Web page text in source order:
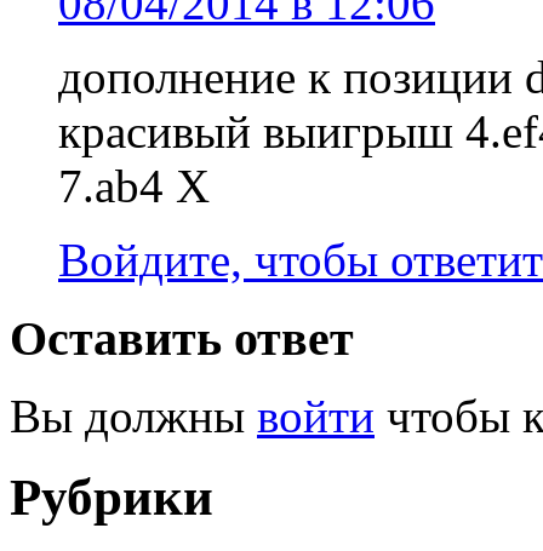
дополнение к позиции
красивый выигрыш
7.ab4 X
Войдите, чтобы
Оставить ответ
Вы должны войти чтобы
Рубрики